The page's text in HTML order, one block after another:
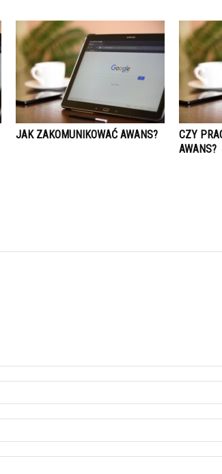
JAK ZAKOMUNIKOWAĆ AWANS?
CZY
AWANS?